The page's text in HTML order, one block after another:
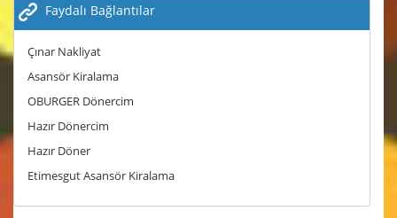
Faydalı Bağlantılar
Çınar Nakliyat
Asansör Kiralama
OBURGER Dönercim
Hazır Dönercim
Hazır Döner
Etimesgut Asansör Kiralama